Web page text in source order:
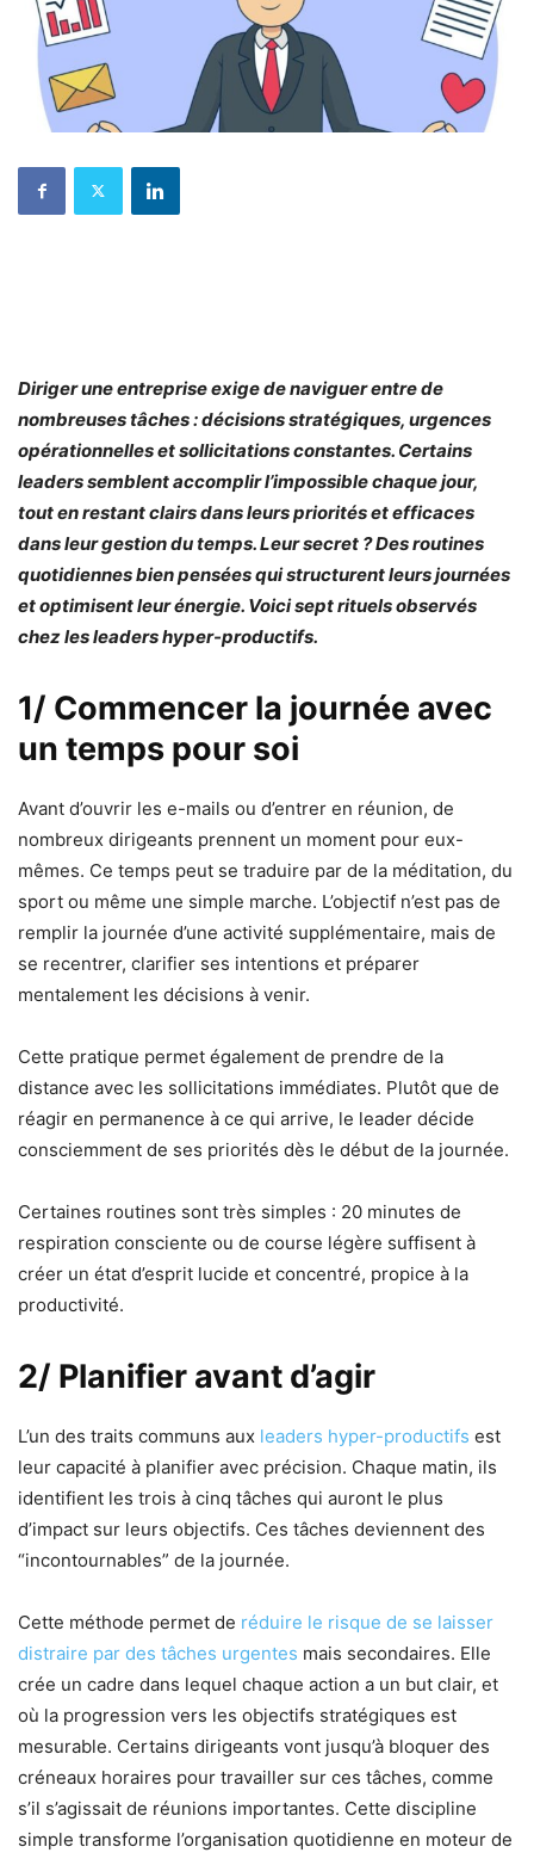
Diriger une entreprise exige de naviguer entre de
nombreuses tâches : décisions stratégiques, urgences
opérationnelles et sollicitations constantes. Certains
leaders semblent accomplir l’impossible chaque jour,
tout en restant clairs dans leurs priorités et efficaces
dans leur gestion du temps. Leur secret ? Des routines
quotidiennes bien pensées qui structurent leurs journées
et optimisent leur énergie. Voici sept rituels observés
chez les leaders hyper-productifs.
1/ Commencer la journée avec
un temps pour soi
Avant d’ouvrir les e-mails ou d’entrer en réunion, de
nombreux dirigeants prennent un moment pour eux-
mêmes. Ce temps peut se traduire par de la méditation, du
sport ou même une simple marche. L’objectif n’est pas de
remplir la journée d’une activité supplémentaire, mais de
se recentrer, clarifier ses intentions et préparer
mentalement les décisions à venir.
Cette pratique permet également de prendre de la
distance avec les sollicitations immédiates. Plutôt que de
réagir en permanence à ce qui arrive, le leader décide
consciemment de ses priorités dès le début de la journée.
Certaines routines sont très simples : 20 minutes de
respiration consciente ou de course légère suffisent à
créer un état d’esprit lucide et concentré, propice à la
productivité.
2/ Planifier avant d’agir
L’un des traits communs aux leaders hyper-productifs est
leur capacité à planifier avec précision. Chaque matin, ils
identifient les trois à cinq tâches qui auront le plus
d’impact sur leurs objectifs. Ces tâches deviennent des
“incontournables” de la journée.
Cette méthode permet de réduire le risque de se laisser
distraire par des tâches urgentes mais secondaires. Elle
crée un cadre dans lequel chaque action a un but clair, et
où la progression vers les objectifs stratégiques est
mesurable. Certains dirigeants vont jusqu’à bloquer des
créneaux horaires pour travailler sur ces tâches, comme
s’il s’agissait de réunions importantes. Cette discipline
simple transforme l’organisation quotidienne en moteur de